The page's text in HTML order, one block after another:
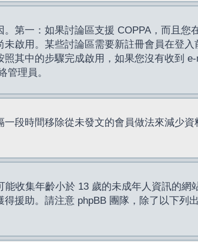
第一：如果討論區支援 COPPA，而且您
啟用。某些討論區需要新註冊會員在登
其中的步驟完成啟用，如果您沒有收到
理員。
段時間移除從未發文的會員做法來減少
收集年齡小於 13 歲的未成年人資訊的
援助。請注意 phpBB 團隊，除了以下列